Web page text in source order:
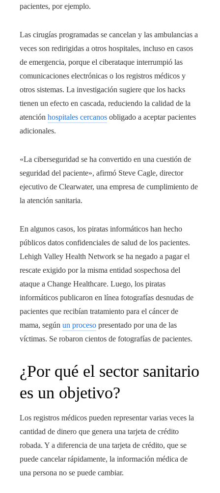
pacientes, por ejemplo.
Las cirugías programadas se cancelan y las ambulancias a
veces son redirigidas a otros hospitales, incluso en casos
de emergencia, porque el ciberataque interrumpió las
comunicaciones electrónicas o los registros médicos y
otros sistemas. La investigación sugiere que los hacks
tienen un efecto en cascada, reduciendo la calidad de la
atención hospitales cercanos obligado a aceptar pacientes
adicionales.
«La ciberseguridad se ha convertido en una cuestión de
seguridad del paciente», afirmó Steve Cagle, director
ejecutivo de Clearwater, una empresa de cumplimiento de
la atención sanitaria.
En algunos casos, los piratas informáticos han hecho
públicos datos confidenciales de salud de los pacientes.
Lehigh Valley Health Network se ha negado a pagar el
rescate exigido por la misma entidad sospechosa del
ataque a Change Healthcare. Luego, los piratas
informáticos publicaron en línea fotografías desnudas de
pacientes que recibían tratamiento para el cáncer de
mama, según un proceso presentado por una de las
víctimas. Se robaron cientos de fotografías de pacientes.
¿Por qué el sector sanitario
es un objetivo?
Los registros médicos pueden representar varias veces la
cantidad de dinero que genera una tarjeta de crédito
robada. Y a diferencia de una tarjeta de crédito, que se
puede cancelar rápidamente, la información médica de
una persona no se puede cambiar.